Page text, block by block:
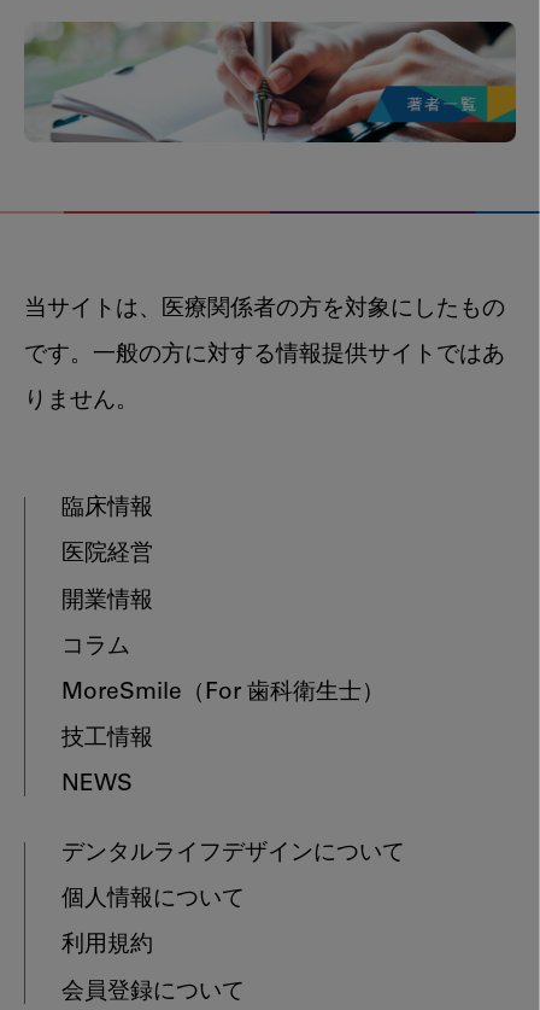
当サイトは、医療関係者の方を対象にしたもの
です。一般の方に対する情報提供サイトではあ
りません。
臨床情報
医院経営
開業情報
コラム
MoreSmile （For 歯科衛生士）
技工情報
NEWS
デンタルライフデザインについて
個人情報について
利用規約
会員登録について